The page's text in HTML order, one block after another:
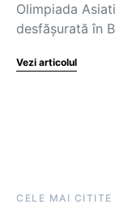
Olimpiada
desfășurată în
Vezi articolul
CELE MAI CITITE